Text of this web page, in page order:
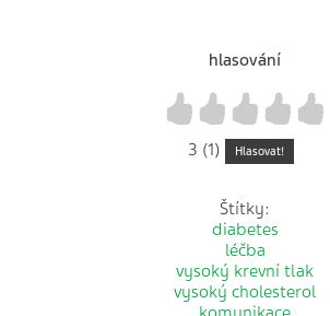
hlasování
4
3
2
1
3 (1) Hlasovat!
Štítky:
diabetes
léčba
vysoký krevní tlak
vysoký cholesterol